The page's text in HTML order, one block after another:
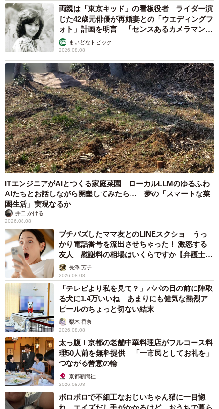
両親は「東京キッド」の看板役者 ライダー演
じた42歳元俳優が再婚妻との「ウエディングフ
ォト」計画を明言 「センスあるカメラマン求
む」まいどなトピック
2026.08.08
ITエンジニアがAIとつくる家庭菜園 ローカルLLMのゆるふわ
AIたちとお話しながら開墾してみたら… 夢の「スマートな菜
園生活」実現なるか
井二 かける
2026.08.08
プチバズしたママ友とのLINEスクショ うっ
かり電話番号を流出させちゃった！ 激怒する
友人 慰謝料の相場はいくらですか【弁護士が
解説】長澤 芳子
2026.08.08
「テレビより私を見て？」パパの目の前に陣取
る犬に1.4万いいね あまりにも健気な熱烈ア
ピールのちょっと切ない結末
梨木 香奈
2026.08.08
太っ腹！京都の老舗中華料理店がフルコース料
理50人前を無料提供 「一市民としてお礼を」
つながる善意の輪
京都新聞社
2026.08.08
ボロボロで不細工なおじいちゃん猫に一目惚